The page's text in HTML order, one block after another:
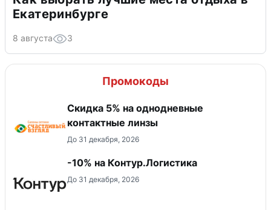
Екатеринбурге
8 августа 3
Промокоды
Скидка 5% на однодневные
контактные линзы
До 31 декабря, 2026
-10% на Контур.Логистика
До 31 декабря, 2026